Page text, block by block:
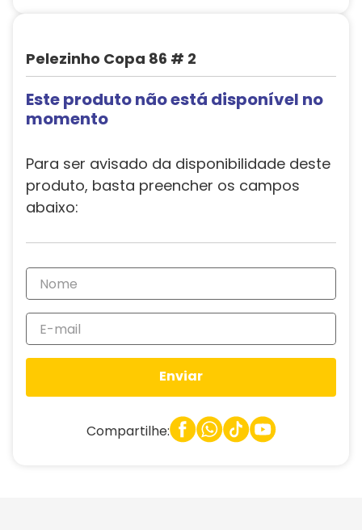
Pelezinho Copa 86 # 2
Este produto não está disponível no
momento
Para ser avisado da disponibilidade deste
produto, basta preencher os campos
abaixo:
Enviar
Compartilhe: